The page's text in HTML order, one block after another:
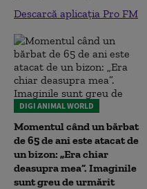
Descarcă aplicația Pro FM
DIGI ANIMAL WORLD
Momentul când un bărbat
de 65 de ani este atacat de
un bizon: „Era chiar
deasupra mea”. Imaginile
sunt greu de urmărit